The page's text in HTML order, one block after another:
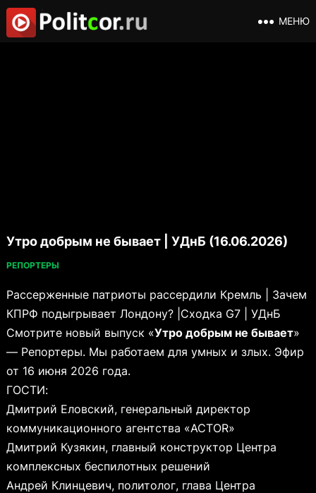
МЕНЮ
Утро добрым не бывает | УДнБ (16.06.2026)
РЕПОРТЕРЫ
Рассерженные патриоты рассердили Кремль | Зачем
КПРФ подыгрывает Лондону? |Сходка G7 | УДнБ
Смотрите новый выпуск «Утро добрым не бывает»
— Репортеры. Мы работаем для умных и злых. Эфир
от 16 июня 2026 года.
ГОСТИ:
Дмитрий Еловский, генеральный директор
коммуникационного агентства «ACTOR»
Дмитрий Кузякин, главный конструктор Центра
комплексных беспилотных решений
Андрей Клинцевич, политолог, глава Центра